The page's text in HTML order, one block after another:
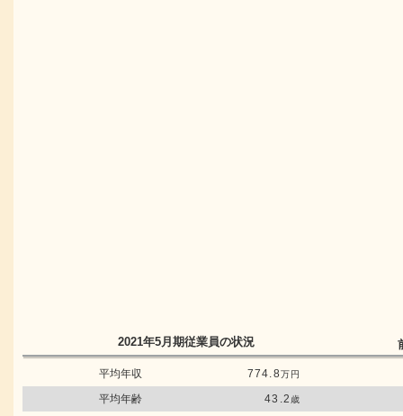
2021年5月期従業員の状況
平均年収 774.8万円
平均年齢 43.2 歳